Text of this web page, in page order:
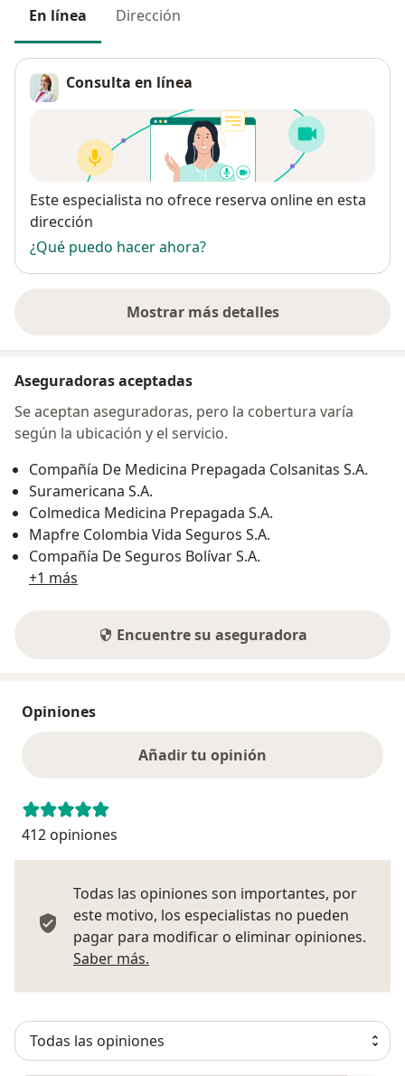
En línea Dirección
Consulta en línea
Disponibilidad
Este especialista no ofrece reserva online en esta
dirección
¿Qué puedo hacer ahora?
Mostrar más detalles
sobre la dirección
Aseguradoras aceptadas
Se aceptan aseguradoras, pero la cobertura varía
según la ubicación y el servicio.
Compañía De Medicina Prepagada Colsanitas S.A.
Suramericana S.A.
Colmedica Medicina Prepagada S.A.
Mapfre Colombia Vida Seguros S.A.
Compañía De Seguros Bolívar S.A.
+1 más
Encuentre su aseguradora
Opiniones
Añadir tu opinión
412 opiniones
Todas las opiniones son importantes, por
este motivo, los especialistas no pueden
pagar para modificar o eliminar opiniones.
Saber más.